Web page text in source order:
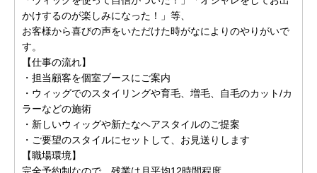
かけするのが楽しみになった！」等、
お客様から喜びの声をいただけた時がなによりのやりがいで
す。
【仕事の流れ】
・担当顧客を個室ブースにご案内
・ウィッグでのスタイリングや育毛、増毛、自毛のカット/カ
ラーなどの施術
・新しいウィッグや新たなヘアスタイルのご提案
・ご要望のスタイルにセットして、お見送りします
【職場環境】